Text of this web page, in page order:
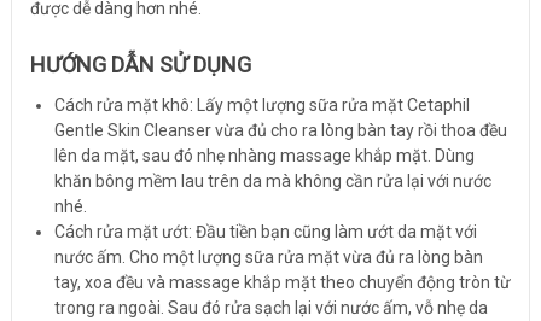
được dễ dàng hơn nhé.
HƯỚNG DẪN SỬ DỤNG
Cách rửa mặt khô: Lấy một lượng sữa rửa mặt Cetaphil
Gentle Skin Cleanser vừa đủ cho ra lòng bàn tay rồi thoa đều
lên da mặt, sau đó nhẹ nhàng massage khắp mặt. Dùng
khăn bông mềm lau trên da mà không cần rửa lại với nước
nhé.
Cách rửa mặt ướt: Đầu tiền bạn cũng làm ướt da mặt với
nước ấm. Cho một lượng sữa rửa mặt vừa đủ ra lòng bàn
tay, xoa đều và massage khắp mặt theo chuyển động tròn từ
trong ra ngoài. Sau đó rửa sạch lại với nước ấm, vỗ nhẹ da